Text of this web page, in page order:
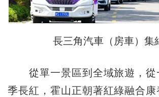
長三角汽車（房車）集
從單一景區到全域旅遊，從
季長紅，霍山正朝著紅綠融合